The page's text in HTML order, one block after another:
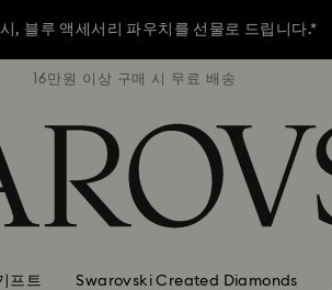
, 블루 액세서리 파우치를 선물로 드립니다.*
, 블루 액세서리 파우치를 선물로 드립니다.*
, 블루 액세서리 파우치를 선물로 드립니다.*
16만원 이상 구매 시 무료 배송
프트 Swarovski Created Diamonds